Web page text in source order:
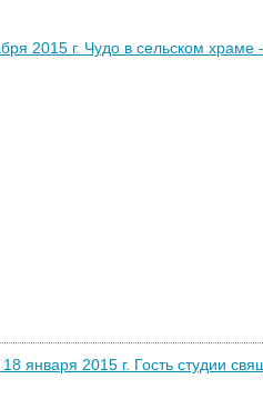
2015 г. Чудо в сельском
января 2015 г. Гость студии